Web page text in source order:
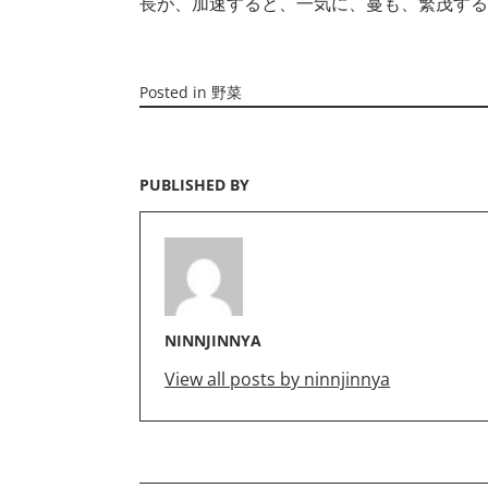
Posted in 野菜
PUBLISHED BY
NINNJINNYA
View all posts by ninnjinnya